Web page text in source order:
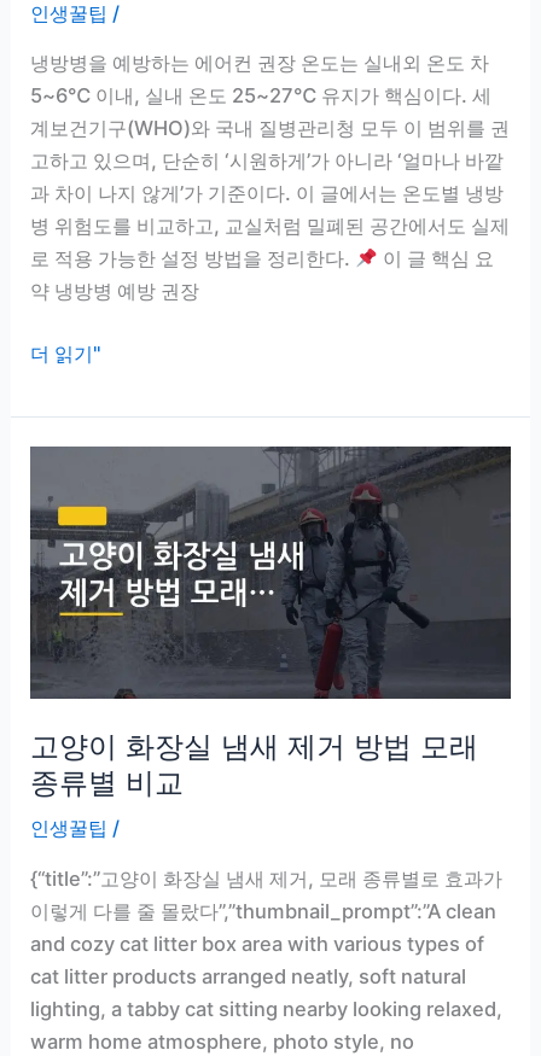
직
접
써
봤
더
니
이
게
진
였
인생꿀팁 /
냉방병을 예방하는 에어컨 권장 온도는 실내외 온도 차
5~6℃ 이내, 실내 온도 25~27℃ 유지가 핵심이다. 세
계보건기구(WHO)와 국내 질병관리청 모두 이 범위를 권
고하고 있으며, 단순히 ‘시원하게’가 아니라 ‘얼마나 바깥
과 차이 나지 않게’가 기준이다. 이 글에서는 온도별 냉방
병 위험도를 비교하고, 교실처럼 밀폐된 공간에서도 실제
로 적용 가능한 설정 방법을 정리한다.
이 글 핵심 요
약 냉방병 예방 권장
에
컨
온
설
정
방
법,
냉
방
예
방
는
권
장
온
도
진
짜
더 읽기"
고양이 화장실 냄새 제거 방법 모래
종류별 비교
인생꿀팁 /
{“title”:”고양이 화장실 냄새 제거, 모래 종류별로 효과가
이렇게 다를 줄 몰랐다”,”thumbnail_prompt”:”A clean
and cozy cat litter box area with various types of
cat litter products arranged neatly, soft natural
lighting, a tabby cat sitting nearby looking relaxed,
warm home atmosphere, photo style, no